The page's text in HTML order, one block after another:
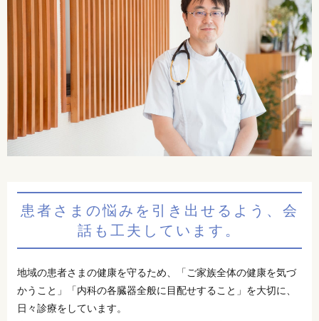
患者さまの悩みを引き出せるよう、会
話も工夫しています。
地域の患者さまの健康を守るため、「ご家族全体の健康を気づ
かうこと」「内科の各臓器全般に目配せすること」を大切に、
日々診療をしています。